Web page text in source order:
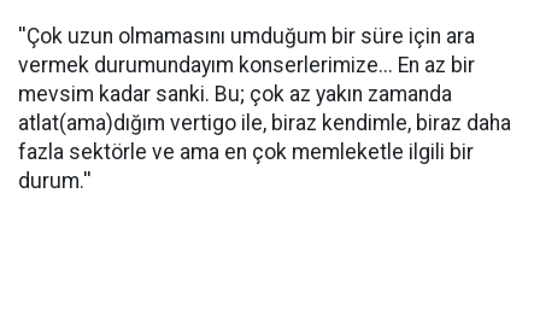
''Çok uzun olmamasını umduğum bir süre için ara
vermek durumundayım konserlerimize... En az bir
mevsim kadar sanki. Bu; çok az yakın zamanda
atlat(ama)dığım vertigo ile, biraz kendimle, biraz daha
fazla sektörle ve ama en çok memleketle ilgili bir
durum.''